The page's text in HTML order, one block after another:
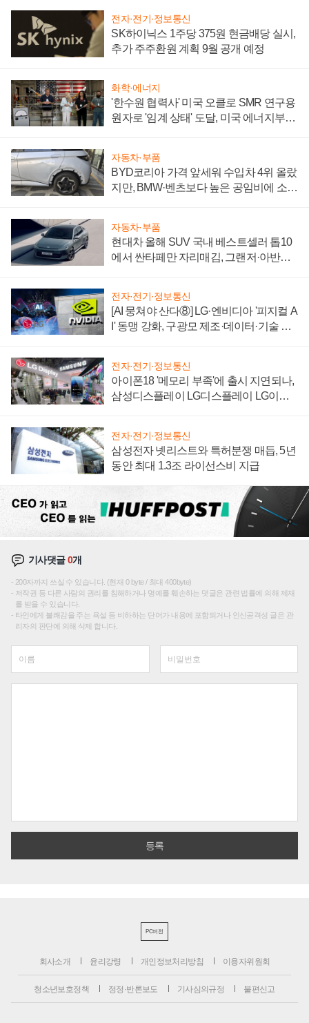
전자·전기·정보통신
SK하이닉스 1주당 375원 현금배당 실시,
추가 주주환원 계획 9월 공개 예정
화학·에너지
'한수원 협력사' 미국 오클로 SMR 연구용
원자로 '임계 상태' 도달, 미국 에너지부
자동차·부품
BYD코리아 가격 앞세워 수입차 4위 올랐
지만, BMW·벤츠보다 높은 공임비에 소비
자동차·부품
현대차 올해 SUV 국내 베스트셀러 톱10
에서 싼타페만 자리매김, 그랜저·아반떼
전자·전기·정보통신
[AI 뭉쳐야 산다⑧] LG·엔비디아 '피지컬 A
I' 동맹 강화, 구광모 제조·데이터·기술 결
전자·전기·정보통신
아이폰18 '메모리 부족'에 출시 지연되나,
삼성디스플레이 LG디스플레이 LG이노
전자·전기·정보통신
삼성전자 넷리스트와 특허분쟁 매듭, 5년
동안 최대 1.3조 라이선스비 지급
기사댓글0개
200자까지 쓰실 수 있습니다. (현재 0 byte / 최대 400byte)
저작권 등 다른 사람의 권리를 침해하거나 명예를 훼손하는 댓글은 관련 법률에 의해 제재
를 받을 수 있습니다.
타인에게 불쾌감을 주는 욕설 등 비하하는 단어가 내용에 포함되거나 인신공격성 글은 관
리자의 판단에 의해 삭제 합니다.
PC버전
회사소개 윤리강령 개인정보처리방침 이용자위원회
청소년보호정책 정정·반론보도 기사심의규정 불편신고